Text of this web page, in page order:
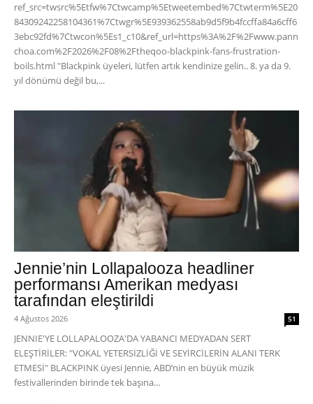
ref_src=twsrc%5Etfw%7Ctwcamp%5Etweetembed%7Ctwterm%5E20
84309242258104361%7Ctwgr%5E939362558ab9d5f9b4fccffa84a6cff6
3ebc92fd%7Ctwcon%5Es1_c10&ref_url=https%3A%2F%2Fwww.pann
choa.com%2F2026%2F08%2Ftheqoo-blackpink-fans-frustration-
boils.html "Blackpink üyeleri, lütfen artık kendinize gelin.. 8. ya da 9.
yıl dönümü değil bu,...
Jennie’nin Lollapalooza headliner
performansı Amerikan medyası
tarafından eleştirildi
4 Ağustos 2026 51
JENNIE'YE LOLLAPALOOZA'DA YABANCI MEDYADAN SERT
ELEŞTİRİLER: "VOKAL YETERSİZLİĞİ VE SEYİRCİLERİN ALANI TERK
ETMESİ" BLACKPINK üyesi Jennie, ABD’nin en büyük müzik
festivallerinden birinde tek başına...